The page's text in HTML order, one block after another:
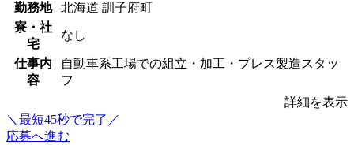
勤務地
北海道 訓子府町
寮・社
宅
なし
仕事内
容
自動車系工場での組立・加工・プレス製造スタッ
フ
詳細を表示
＼最短45秒で完了／
応募へ進む